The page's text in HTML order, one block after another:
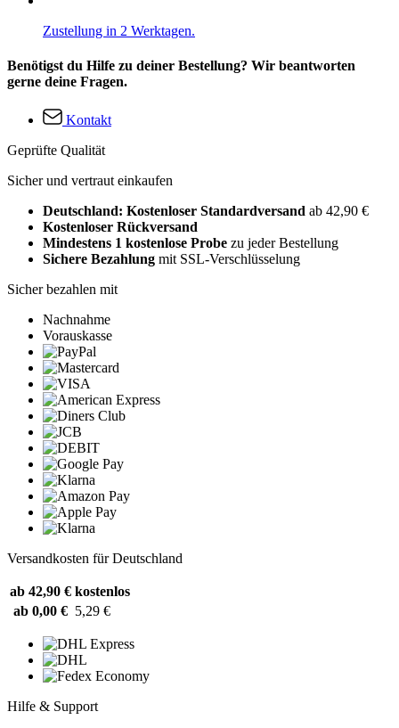
Zustellung in 2 Werktagen.
Benötigst du Hilfe zu deiner Bestellung? Wir beantworten
gerne deine Fragen.
Kontakt
Geprüfte Qualität
Sicher und vertraut einkaufen
Deutschland: Kostenloser Standardversand ab 42,90 €
Kostenloser Rückversand
Mindestens 1 kostenlose Probe zu jeder Bestellung
Sichere Bezahlung mit SSL-Verschlüsselung
Sicher bezahlen mit
Nachnahme
Vorauskasse
Versandkosten für Deutschland
ab 42,90 € kostenlos
ab 0,00 € 5,29 €
Hilfe & Support